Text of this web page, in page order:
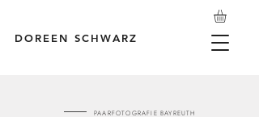
DOREEN SCHWARZ
PAARFOTOGRAFIE BAYREUTH